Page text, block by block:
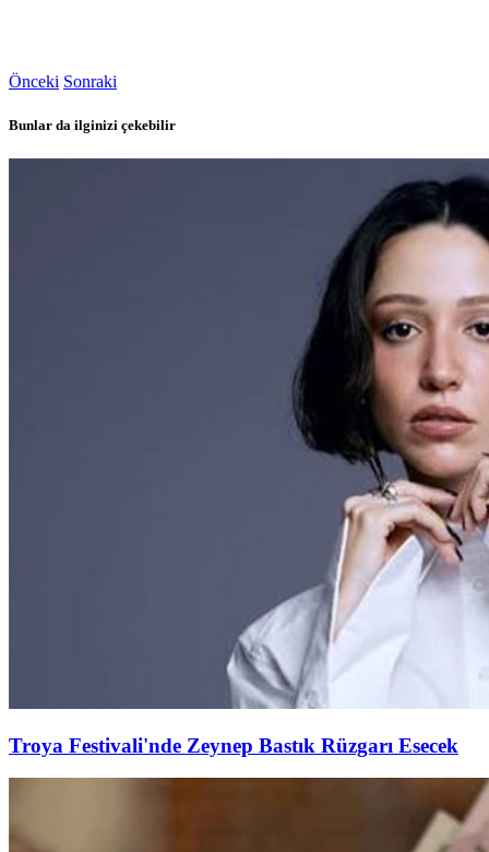
Önceki Sonraki
Bunlar da ilginizi çekebilir
Troya Festivali'nde Zeynep Bastık Rüzgarı Esecek